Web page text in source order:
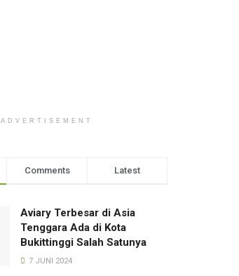
ADVERTISEMENT
Comments Latest
Aviary Terbesar di Asia
Tenggara Ada di Kota
Bukittinggi Salah Satunya
7 JUNI 2024